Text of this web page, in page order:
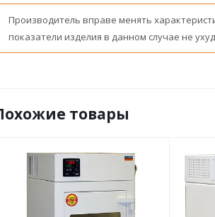
Производитель вправе менять
показатели изделия в данном случае не
товары